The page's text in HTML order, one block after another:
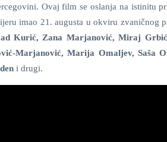
Ovaj film se oslanja na istinitu
imao 21. augusta u okviru zvaničnog
Kurić, Zana Marjanović, Miraj
Marjanović, Marija Omaljev, Saša
i drugi.